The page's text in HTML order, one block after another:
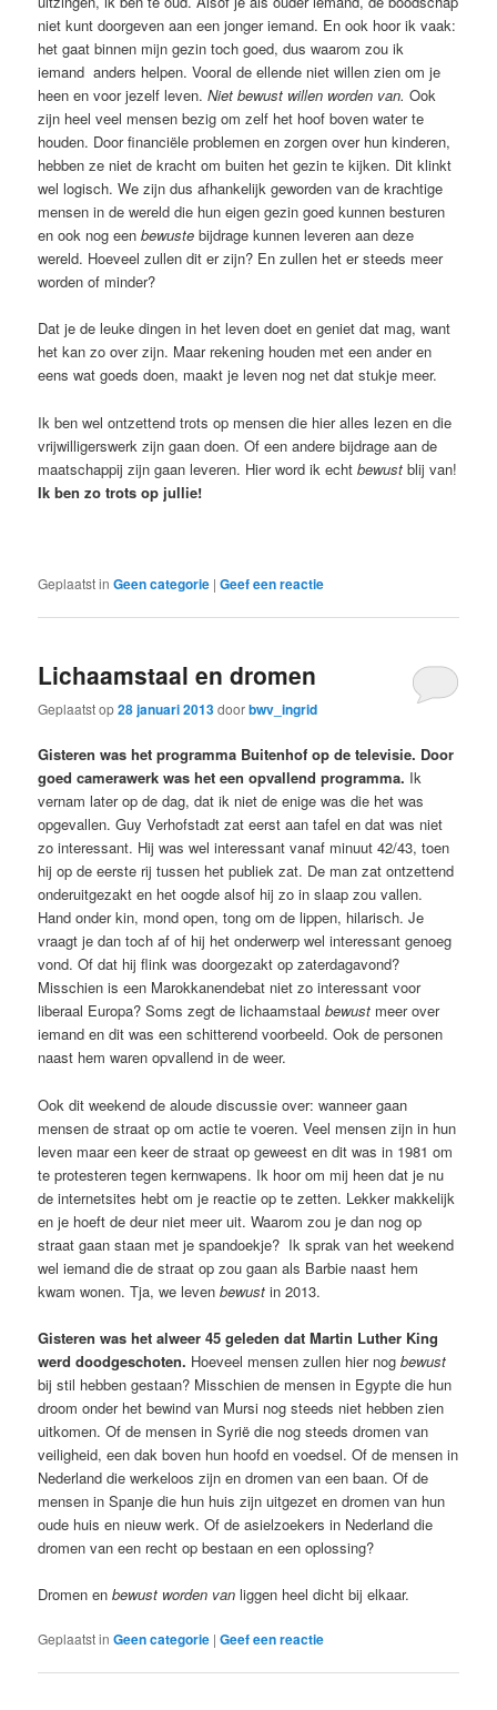
niet kunt doorgeven aan een jonger iemand. En ook hoor ik vaak:
het gaat binnen mijn gezin toch goed, dus waarom zou ik
iemand anders helpen. Vooral de ellende niet willen zien om je
heen en voor jezelf leven.Niet bewust willen worden van. Ook
zijn heel veel mensen bezig om zelf het hoof boven water te
houden. Door financiële problemen en zorgen over hun kinderen,
hebben ze niet de kracht om buiten het gezin te kijken. Dit klinkt
wel logisch. We zijn dus afhankelijk geworden van de krachtige
mensen in de wereld die hun eigen gezin goed kunnen besturen
en ook nog eenbewuste bijdrage kunnen leveren aan deze
wereld. Hoeveel zullen dit er zijn? En zullen het er steeds meer
worden of minder?
Dat je de leuke dingen in het leven doet en geniet dat mag, want
het kan zo over zijn. Maar rekening houden met een ander en
eens wat goeds doen, maakt je leven nog net dat stukje meer.
Ik ben wel ontzettend trots op mensen die hier alles lezen en die
vrijwilligerswerk zijn gaan doen. Of een andere bijdrage aan de
maatschappij zijn gaan leveren. Hier word ik echtbewust blij van!
Ik ben zo trots op jullie!
Geplaatst in Geen categorie |Geef een reactie
Lichaamstaal en dromen
Geplaatst op28 januari 2013doorbwv_ingrid
Gisteren was het programma Buitenhof op de televisie. Door
goed camerawerk was het een opvallend programma. Ik
vernam later op de dag, dat ik niet de enige was die het was
opgevallen. Guy Verhofstadt zat eerst aan tafel en dat was niet
zo interessant. Hij was wel interessant vanaf minuut 42/43, toen
hij op de eerste rij tussen het publiek zat. De man zat ontzettend
onderuitgezakt en het oogde alsof hij zo in slaap zou vallen.
Hand onder kin, mond open, tong om de lippen, hilarisch. Je
vraagt je dan toch af of hij het onderwerp wel interessant genoeg
vond. Of dat hij flink was doorgezakt op zaterdagavond?
Misschien is een Marokkanendebat niet zo interessant voor
liberaal Europa? Soms zegt de lichaamstaalbewust meer over
iemand en dit was een schitterend voorbeeld. Ook de personen
naast hem waren opvallend in de weer.
Ook dit weekend de aloude discussie over: wanneer gaan
mensen de straat op om actie te voeren. Veel mensen zijn in hun
leven maar een keer de straat op geweest en dit was in 1981 om
te protesteren tegen kernwapens. Ik hoor om mij heen dat je nu
de internetsites hebt om je reactie op te zetten. Lekker makkelijk
en je hoeft de deur niet meer uit. Waarom zou je dan nog op
straat gaan staan met je spandoekje? Ik sprak van het weekend
wel iemand die de straat op zou gaan als Barbie naast hem
kwam wonen. Tja, we levenbewust in 2013.
Gisteren was het alweer 45 geleden dat Martin Luther King
werd doodgeschoten. Hoeveel mensen zullen hier nogbewust
bij stil hebben gestaan? Misschien de mensen in Egypte die hun
droom onder het bewind van Mursi nog steeds niet hebben zien
uitkomen. Of de mensen in Syrië die nog steeds dromen van
veiligheid, een dak boven hun hoofd en voedsel. Of de mensen in
Nederland die werkeloos zijn en dromen van een baan. Of de
mensen in Spanje die hun huis zijn uitgezet en dromen van hun
oude huis en nieuw werk. Of de asielzoekers in Nederland die
dromen van een recht op bestaan en een oplossing?
Dromen enbewust worden van liggen heel dicht bij elkaar.
Geplaatst in Geen categorie |Geef een reactie